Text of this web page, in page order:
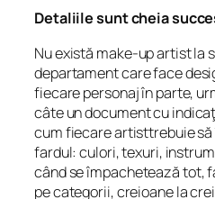
Detaliile sunt cheia
Nu există make-up artist la
departament care face
fiecare personaj în parte,
câte un document cu
cum fiecare artisttrebuie să
fardul: culori, texuri,
când se împachetează tot,
pe categorii, creioane la